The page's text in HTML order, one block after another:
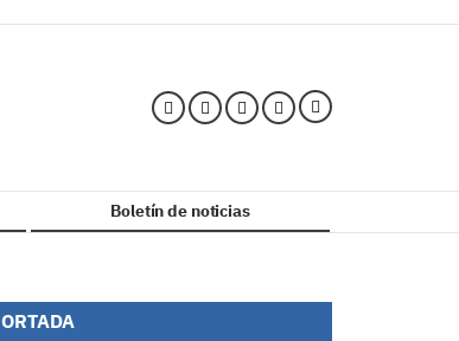
Boletín de noticias